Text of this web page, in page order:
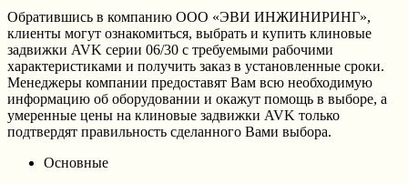
Обратившись в компанию ООО «ЭВИ ИНЖИНИРИНГ»,
клиенты могут ознакомиться, выбрать и купить клиновые
задвижки AVK серии 06/30 с требуемыми рабочими
характеристиками и получить заказ в установленные сроки.
Менеджеры компании предоставят Вам всю необходимую
информацию об оборудовании и окажут помощь в выборе, а
умеренные цены на клиновые задвижки AVK только
подтвердят правильность сделанного Вами выбора.
Основные